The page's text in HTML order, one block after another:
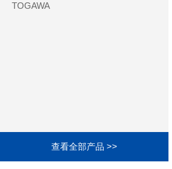
TOGAWA
查看全部产品 >>